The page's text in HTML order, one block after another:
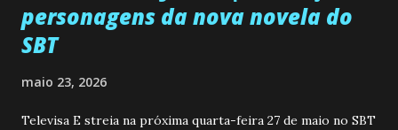
personagens da nova novela do
SBT
maio 23, 2026
Televisa E streia na próxima quarta-feira 27 de maio no SBT